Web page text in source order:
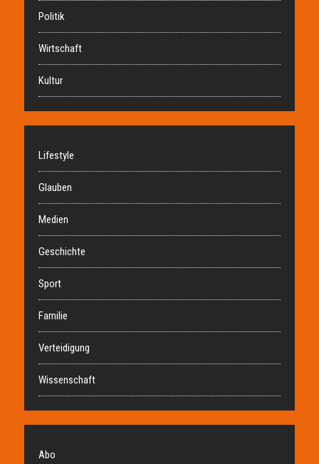
Politik
Wirtschaft
Kultur
Lifestyle
Glauben
Medien
Geschichte
Sport
Familie
Verteidigung
Wissenschaft
Abo